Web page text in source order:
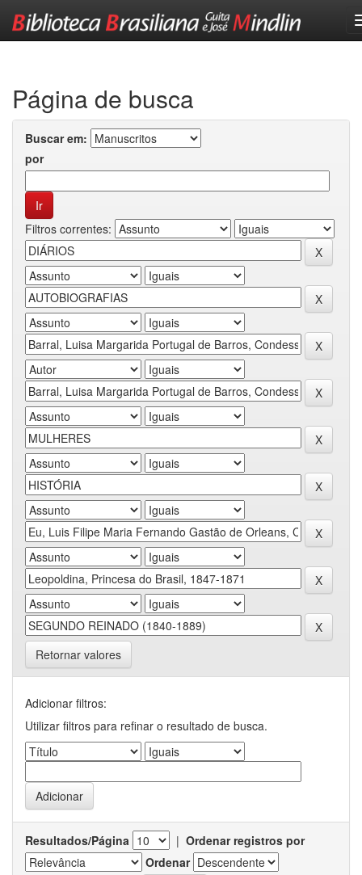
Página de busca
Buscar em:
por
Filtros correntes:
Retornar valores
Adicionar filtros:
Utilizar filtros para refinar o resultado de busca.
Resultados/Página | Ordenar registros por
Ordenar